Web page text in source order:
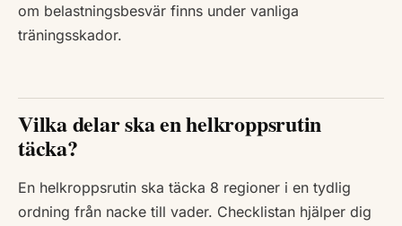
om belastningsbesvär finns under vanliga
träningsskador.
Vilka delar ska en helkroppsrutin
täcka?
En helkroppsrutin ska täcka 8 regioner i en tydlig
ordning från nacke till vader. Checklistan hjälper dig